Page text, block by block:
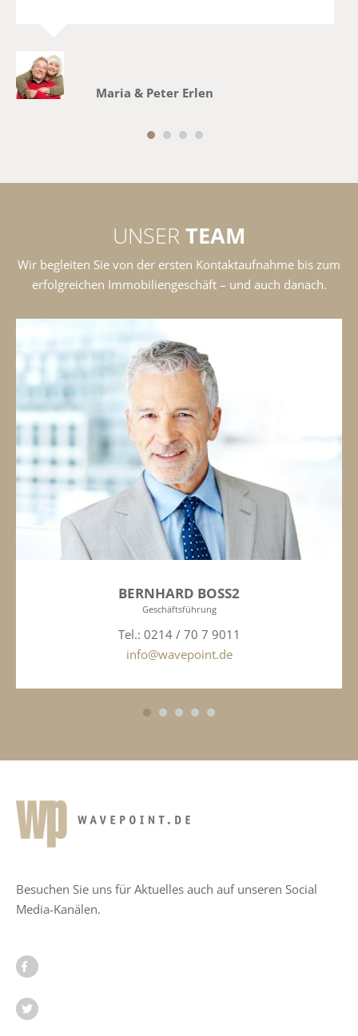
Maria & Peter Erlen
UNSER TEAM
Wir begleiten Sie von der ersten Kontaktaufnahme bis zum
erfolgreichen Immobiliengeschäft – und auch danach.
BERNHARD BOSS2
Geschäftsführung
Tel.: 0214 / 70 7 9011
info@wavepoint.de
Besuchen Sie uns für Aktuelles auch auf unseren Social
Media-Kanälen.